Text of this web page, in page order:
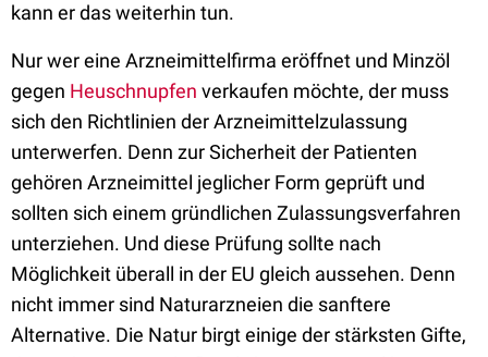
kann er das weiterhin tun.
Nur wer eine Arzneimittelfirma eröffnet und Minzöl
gegen Heuschnupfen verkaufen möchte, der muss
sich den Richtlinien der Arzneimittelzulassung
unterwerfen. Denn zur Sicherheit der Patienten
gehören Arzneimittel jeglicher Form geprüft und
sollten sich einem gründlichen Zulassungsverfahren
unterziehen. Und diese Prüfung sollte nach
Möglichkeit überall in der EU gleich aussehen. Denn
nicht immer sind Naturarzneien die sanftere
Alternative. Die Natur birgt einige der stärksten Gifte,